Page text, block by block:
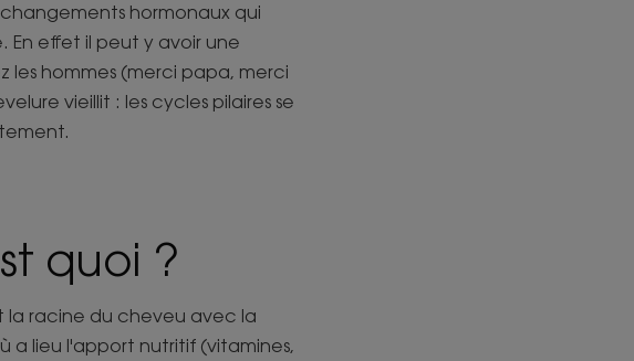
hormonaux qui
effet il peut y avoir une
hommes (merci papa, merci
vieillit : les cycles pilaires se
quoi ?
la racine du cheveu avec la
a lieu l'apport nutritif (vitamines,